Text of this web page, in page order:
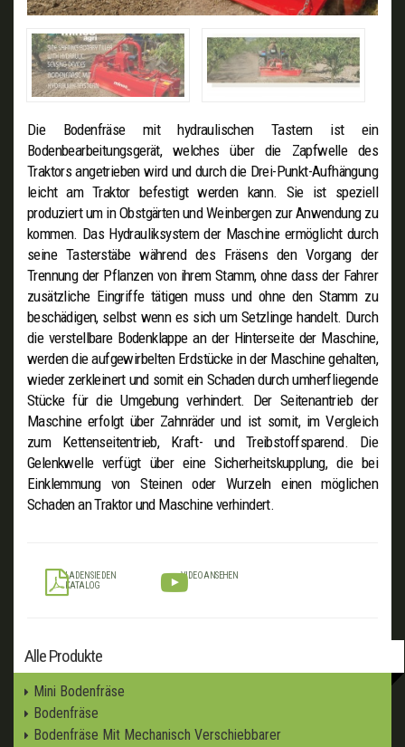
Die Bodenfräse mit hydraulischen Tastern ist ein
Bodenbearbeitungsgerät, welches über die Zapfwelle des
Traktors angetrieben wird und durch die Drei-Punkt-Aufhängung
leicht am Traktor befestigt werden kann. Sie ist speziell
produziert um in Obstgärten und Weinbergen zur Anwendung zu
kommen. Das Hydrauliksystem der Maschine ermöglicht durch
seine Tasterstäbe während des Fräsens den Vorgang der
Trennung der Pflanzen von ihrem Stamm, ohne dass der Fahrer
zusätzliche Eingriffe tätigen muss und ohne den Stamm zu
beschädigen, selbst wenn es sich um Setzlinge handelt. Durch
die verstellbare Bodenklappe an der Hinterseite der Maschine,
werden die aufgewirbelten Erdstücke in der Maschine gehalten,
wieder zerkleinert und somit ein Schaden durch umherfliegende
Stücke für die Umgebung verhindert. Der Seitenantrieb der
Maschine erfolgt über Zahnräder und ist somit, im Vergleich
zum Kettenseitentrieb, Kraft- und Treibstoffsparend. Die
Gelenkwelle verfügt über eine Sicherheitskupplung, die bei
Einklemmung von Steinen oder Wurzeln einen möglichen
Schaden an Traktor und Maschine verhindert.
LADEN SIE DEN
KATALOG
VIDEO ANSEHEN
Alle Produkte
Mini Bodenfräse
Bodenfräse
Bodenfräse Mit Mechanisch Verschiebbarer